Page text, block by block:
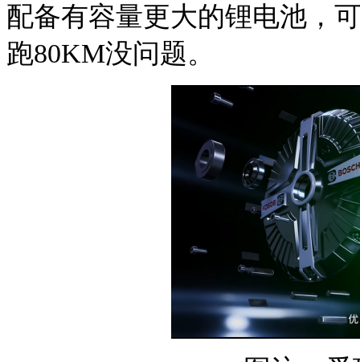
配备有容量更大的锂电池，
跑80KM没问题。